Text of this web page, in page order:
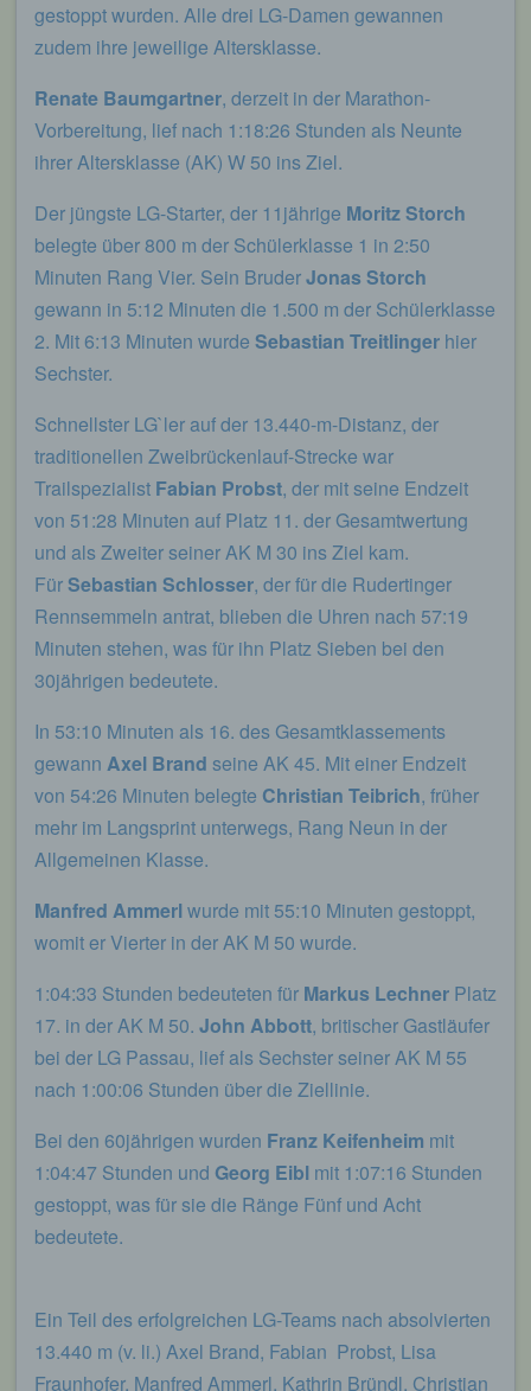
gestoppt wurden. Alle drei LG-Damen gewannen
zudem ihre jeweilige Altersklasse.
Renate Baumgartner, derzeit in der Marathon-
Vorbereitung, lief nach 1:18:26 Stunden als Neunte
ihrer Altersklasse (AK) W 50 ins Ziel.
Der jüngste LG-Starter, der 11jährige Moritz Storch
belegte über 800 m der Schülerklasse 1 in 2:50
Minuten Rang Vier. Sein BruderJonas Storch
gewann in 5:12 Minuten die 1.500 m der Schülerklasse
2. Mit 6:13 Minuten wurde Sebastian Treitlinger hier
Sechster.
Schnellster LG`ler auf der 13.440-m-Distanz, der
traditionellen Zweibrückenlauf-Strecke war
Trailspezialist Fabian Probst, der mit seine Endzeit
von 51:28 Minuten auf Platz 11. der Gesamtwertung
und als Zweiter seiner AK M 30 ins Ziel kam.
FürSebastian Schlosser, der für die Rudertinger
Rennsemmeln antrat, blieben die Uhren nach 57:19
Minuten stehen, was für ihn Platz Sieben bei den
30jährigen bedeutete.
In 53:10 Minuten als 16. des Gesamtklassements
gewann Axel Brand seine AK 45. Mit einer Endzeit
von 54:26 Minuten belegte Christian Teibrich, früher
mehr im Langsprint unterwegs, Rang Neun in der
Allgemeinen Klasse.
Manfred Ammerlwurde mit 55:10 Minuten gestoppt,
womit er Vierter in der AK M 50 wurde.
1:04:33 Stunden bedeuteten für Markus Lechner Platz
17. in der AK M 50. John Abbott, britischer Gastläufer
bei der LG Passau, lief als Sechster seiner AK M 55
nach 1:00:06 Stunden über die Ziellinie.
Bei den 60jährigen wurden Franz Keifenheim mit
1:04:47 Stunden und Georg Eibl mit 1:07:16 Stunden
gestoppt, was für sie die Ränge Fünf und Acht
bedeutete.
Ein Teil des erfolgreichen LG-Teams nach absolvierten
13.440 m (v. li.) Axel Brand, Fabian Probst, Lisa
Fraunhofer, Manfred Ammerl, Kathrin Bründl, Christian
E-Mail: info@lgpassau.de
Die Internetseiten verwenden teilweise so
SessionStorage. Dies dient dazu, unser Angebot
machen. Local Storage und SessionStorage ist
eine Technologie, mit welcher ihr Browser Daten
auf Ihrem Computer oder mobilen Gerät
abspeichert. Cookies sind Textdateien, welche
über einen Internetbrowser auf einem
Computersystem abgelegt und gespeichert
werden. Sie können die Verwendung von Cookies,
LocalStorage und SessionStorage durch
entsprechende Einstellung in Ihrem Browser
Zahlreiche Internetseiten und Server verwenden
Cookies. Viele Cookies enthalten eine sogenannte
Cookie-ID. Eine Cookie-ID ist eine eindeutige
Kennung des Cookies. Sie besteht aus einer
Zeichenfolge, durch welche Internetseiten und
Server dem konkreten Internetbrowser zugeordnet
werden können, in dem das Cookie gespeichert
wurde. Dies ermöglicht es den besuchten
Browser der betroffenen Person von anderen
Internetbrowsern, die andere Cookies enthalten,
kann über die eindeutige Cookie-ID wiedererkannt
und identifiziert werden.
Durch den Einsatz von Cookies kann den Nutzern
dieser Internetseite nutzerfreundlichere Services
bereitstellen, die ohne die Cookie-Setzung nicht
möglich wären.
Mittels eines Cookies können die Informationen
und Angebote auf unserer Internetseite im Sinne
ermöglichen uns, wie bereits erwähnt, die
Benutzer unserer Internetseite wiederzuerkennen.
Zweck dieser Wiedererkennung ist es, den
Nutzern die Verwendung unserer Internetseite zu
Cookies verwendet, muss beispielsweise nicht bei
Zugangsdaten eingeben, weil dies von der
Internetseite und dem auf dem Computersystem
des Benutzers abgelegten Cookie übernommen
wird. Ein weiteres Beispiel ist das Cookie eines
Warenkorbes im Online-Shop. Der Online-Shop
Die betroffene Person kann die Setzung von
Cookies durch unsere Internetseite jederzeit
mittels einer entsprechenden Einstellung des